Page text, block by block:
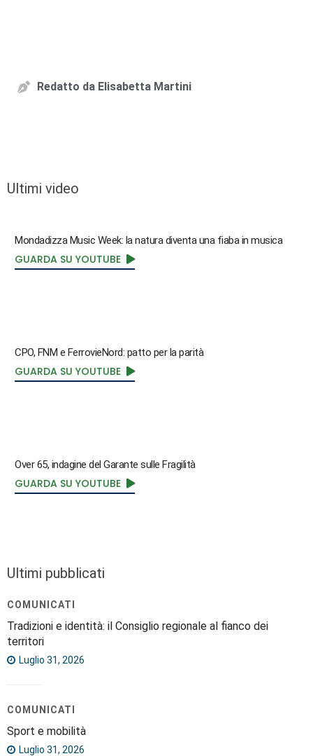
Redatto da Elisabetta Martini
Ultimi video
Mondadizza Music Week: la natura diventa una fiaba in musica
GUARDA SU YOUTUBE
CPO, FNM e FerrovieNord: patto per la parità
GUARDA SU YOUTUBE
Over 65, indagine del Garante sulle Fragilità
GUARDA SU YOUTUBE
Ultimi pubblicati
COMUNICATI
Tradizioni e identità: il Consiglio regionale al fianco dei
territori
Luglio 31, 2026
COMUNICATI
Sport e mobilità
Luglio 31, 2026